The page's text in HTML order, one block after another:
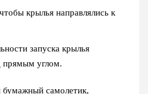
крылья направлялись к
запуска крылья
прямым углом.
бумажный самолетик,